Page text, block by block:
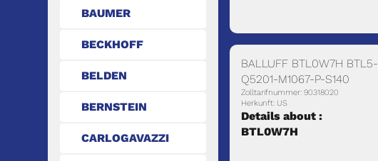
BAUMER
BECKHOFF
BELDEN
BERNSTEIN
CARLOGAVAZZI
BALLUFF BTL0W7H BTL5-
Q5201-M1067-P-S140
Zolltarifnummer: 90318020
Herkunft: US
Details about :
BTL0W7H